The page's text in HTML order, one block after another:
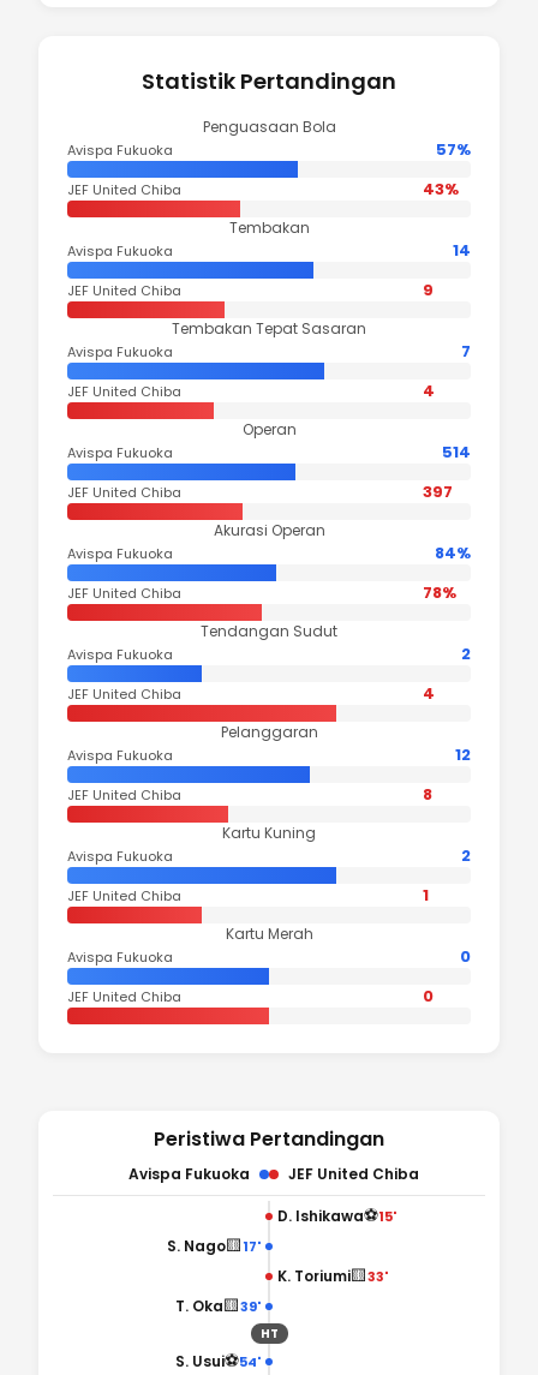
Statistik Pertandingan
Penguasaan Bola
Avispa Fukuoka 57%
JEF United Chiba 43%
Tembakan
Avispa Fukuoka 14
JEF United Chiba 9
Tembakan Tepat Sasaran
Avispa Fukuoka 7
JEF United Chiba 4
Operan
Avispa Fukuoka 514
JEF United Chiba 397
Akurasi Operan
Avispa Fukuoka 84%
JEF United Chiba 78%
Tendangan Sudut
Avispa Fukuoka 2
JEF United Chiba 4
Pelanggaran
Avispa Fukuoka 12
JEF United Chiba 8
Kartu Kuning
Avispa Fukuoka 2
JEF United Chiba 1
Kartu Merah
Avispa Fukuoka 0
JEF United Chiba 0
Peristiwa Pertandingan
Avispa Fukuoka JEF United Chiba
D. Ishikawa⚽15'
17'
🟨
S. Nago
K. Toriumi🟨33'
39'
🟨
T. Oka
HT
54'
⚽
S. Usui